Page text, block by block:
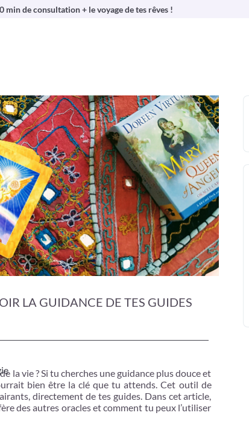
min de consultation + le voyage de tes rêves !
LA GUIDANCE DE TES GUIDES
la vie ? Si tu cherches une guidance plus douce et
bien être la clé que tu attends. Cet outil de
directement de tes guides. Dans cet article,
des autres oracles et comment tu peux l’utiliser